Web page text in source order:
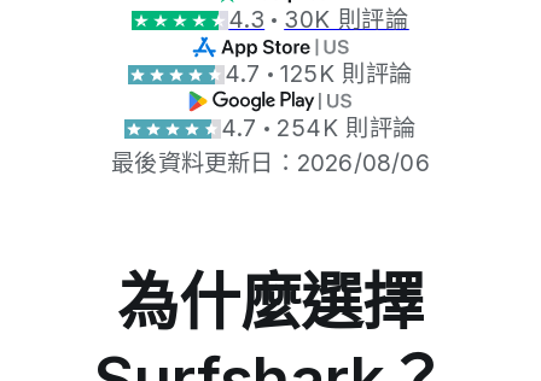
4.3
30K 則評論
4.7
125K 則評論
4.7
254K 則評論
最後資料更新日：2026/08/06
為什麼選擇